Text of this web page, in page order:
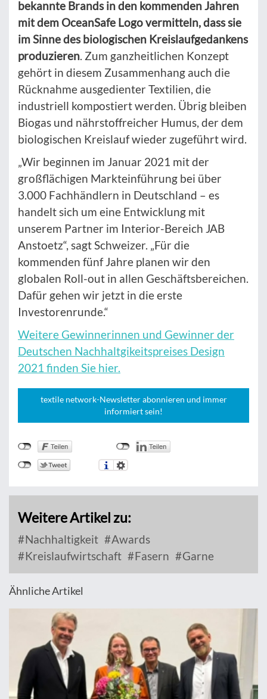
bekannte Brands in den kommenden Jahren
mit dem OceanSafe Logo vermitteln, dass sie
im Sinne des biologischen Kreislaufgedankens
produzieren . Zum ganzheitlichen Konzept
gehört in diesem Zusammenhang auch die
Rücknahme ausgedienter Textilien, die
industriell kompostiert werden. Übrig bleiben
Biogas und nährstoffreicher Humus, der dem
biologischen Kreislauf wieder zugeführt wird.
„Wir beginnen im Januar 2021 mit der
großflächigen Markteinführung bei über
3.000 Fachhändlern in Deutschland – es
handelt sich um eine Entwicklung mit
unserem Partner im Interior-Bereich JAB
Anstoetz“, sagt Schweizer. „Für die
kommenden fünf Jahre planen wir den
globalen Roll-out in allen Geschäftsbereichen.
Dafür gehen wir jetzt in die erste
Investorenrunde.“
Weitere Gewinnerinnen und Gewinner der
Deutschen Nachhaltgikeitspreises Design
2021 finden Sie hier.
textile network-Newsletter abonnieren und immer
informiert sein!
Weitere Artikel zu:
Nachhaltigkeit
Awards
Kreislaufwirtschaft
Fasern Garne
Ähnliche Artikel